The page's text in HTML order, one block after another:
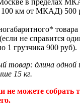
в пределах
км от МКАД) 500
товара
не справится
1 грузчика 900 руб).
товар: длина одной
15 кг.
не можете собрать